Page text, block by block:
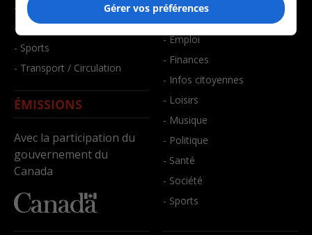
- Faits divers
- Santé et bien-être
- Sports
- Transport / Circulation
ÉMISSIONS
Avec la participation du
gouvernement du
Canada
- Emploi
- Finances
- Infos citoyennes
- Loisirs
- Musique
- Politique
- Santé
- Société
- Sports
Gérer vos préférences